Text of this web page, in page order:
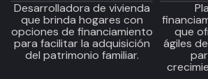
Desarrolladora de vivienda
que brinda hogares con
opciones de financiamiento
para facilitar la adquisición
del patrimonio familiar.
que
ágiles